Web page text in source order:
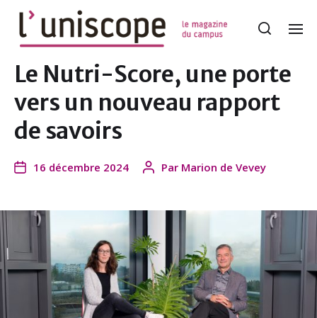
Le Nutri-Score, une porte
vers un nouveau rapport
de savoirs
16 décembre 2024 Par Marion de Vevey